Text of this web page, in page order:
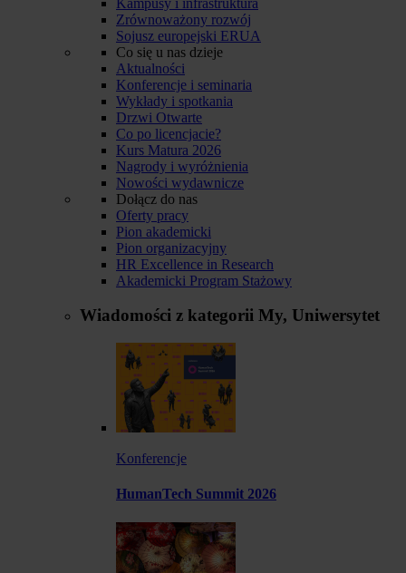
Zrównoważony rozwój
Sojusz europejski ERUA
Co się u nas dzieje
Aktualności
Konferencje i seminaria
Wykłady i spotkania
Drzwi Otwarte
Co po licencjacie?
Kurs Matura 2026
Nagrody i wyróżnienia
Nowości wydawnicze
Dołącz do nas
Oferty pracy
Pion akademicki
Pion organizacyjny
HR Excellence in Research
Akademicki Program Stażowy
Wiadomości z kategorii My, Uniwersytet
Konferencje
HumanTech Summit 2026